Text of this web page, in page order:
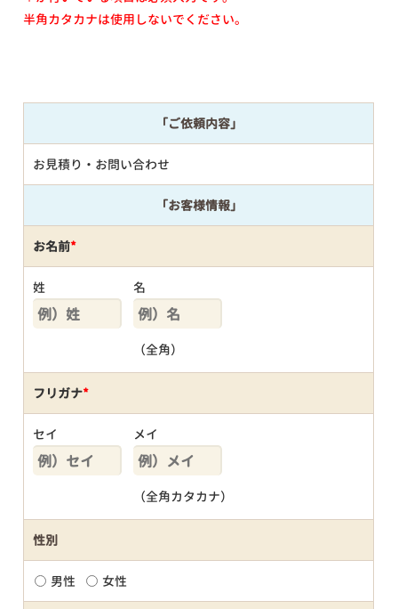
半角カタカナは使用しないでください。
「ご依頼内容」
お見積り・お問い合わせ
「お客様情報」
お名前*
姓 名
（全角）
フリガナ*
セイ メイ
（全角カタカナ）
性別
男性 女性